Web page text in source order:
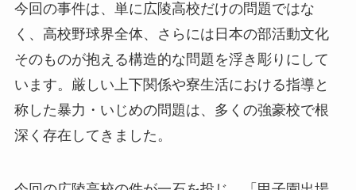
今回の事件は、単に広陵高校だけの問題ではな
く、高校野球界全体、さらには日本の部活動文化
そのものが抱える構造的な問題を浮き彫りにして
います。厳しい上下関係や寮生活における指導と
称した暴力・いじめの問題は、多くの強豪校で根
深く存在してきました。